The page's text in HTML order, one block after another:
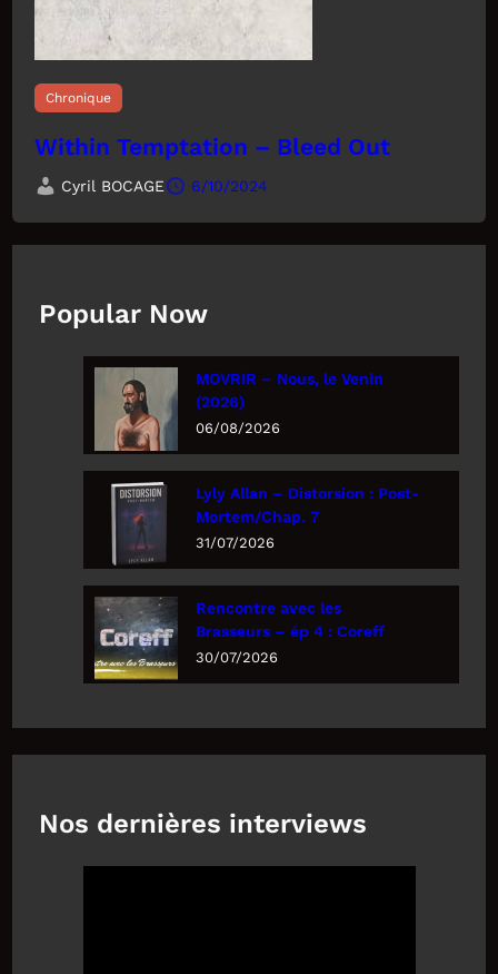
Chronique
Within Temptation – Bleed Out
Cyril BOCAGE 6/10/2024
Popular Now
MOVRIR – Nous, le Venin
(2026)
06/08/2026
Lyly Allan – Distorsion : Post-
Mortem/Chap. 7
31/07/2026
Rencontre avec les
Brasseurs – ép 4 : Coreff
30/07/2026
Nos dernières interviews